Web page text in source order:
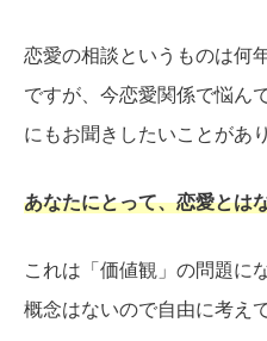
恋愛の相談というものは何
ですが、今恋愛関係で悩ん
にもお聞きしたいことがあ
あなたにとって、恋愛とは
これは「価値観」の問題に
概念はないので自由に考え